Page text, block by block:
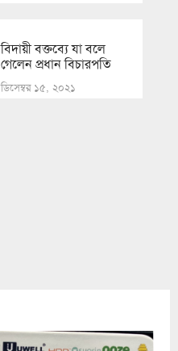
বিদায়ী বক্তব্যে যা বলে
গেলেন প্রধান বিচারপতি
ডিসেম্বর ১৫, ২০২১